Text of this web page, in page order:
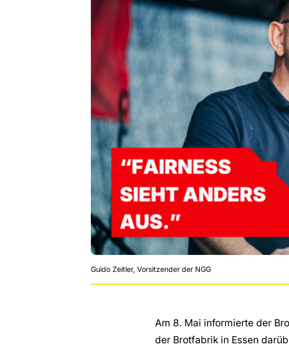
Guido Zeitler, Vorsitzender der NGG
Am 8. Mai informierte der
der Brotfabrik in Essen